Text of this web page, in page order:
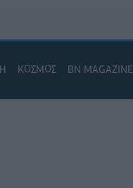
ΚΟΣΜΟΣ BN MAGAZINE